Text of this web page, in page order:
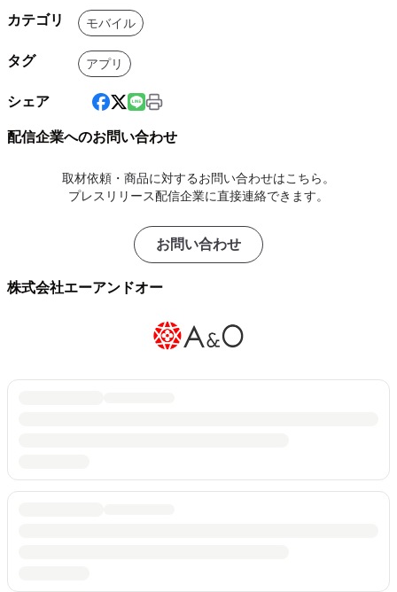
カテゴリ モバイル
タグ アプリ
シェア
配信企業へのお問い合わせ
取材依頼・商品に対するお問い合わせはこちら。
プレスリリース配信企業に直接連絡できます。
お問い合わせ
株式会社エーアンドオー